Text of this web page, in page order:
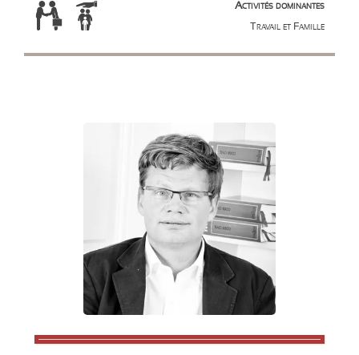
Activités dominantes
Travail et Famille